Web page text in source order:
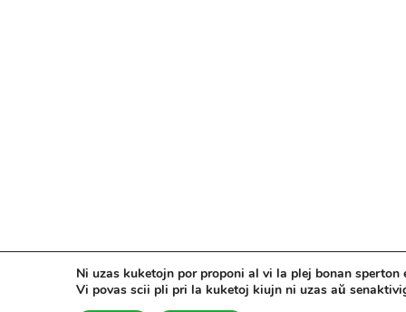
Ni uzas kuketojn por proponi al vi la plej bonan sperton
Vi povas scii pli pri la kuketoj kiujn ni uzas aŭ